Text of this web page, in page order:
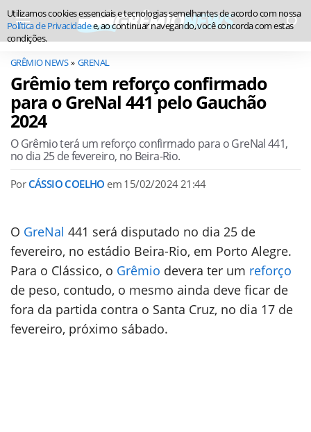
GRÊMIO NEWS GRENAL
Grêmio tem reforço confirmado
para o GreNal 441 pelo Gauchão
2024
O Grêmio terá um reforço confirmado para o GreNal 441,
no dia 25 de fevereiro, no Beira-Rio.
Por CÁSSIO COELHO em 15/02/2024 21:44
O GreNal 441 será disputado no dia 25 de
fevereiro, no estádio Beira-Rio, em Porto Alegre.
Para o Clássico, o Grêmio devera ter um reforço
de peso, contudo, o mesmo ainda deve ficar de
fora da partida contra o Santa Cruz, no dia 17 de
fevereiro, próximo sábado.
Utilizamos cookies essenciais e tecnologias semelhantes de acordo com nossa
Política de Privacidadee, ao continuar navegando, você concorda com estas
condições.